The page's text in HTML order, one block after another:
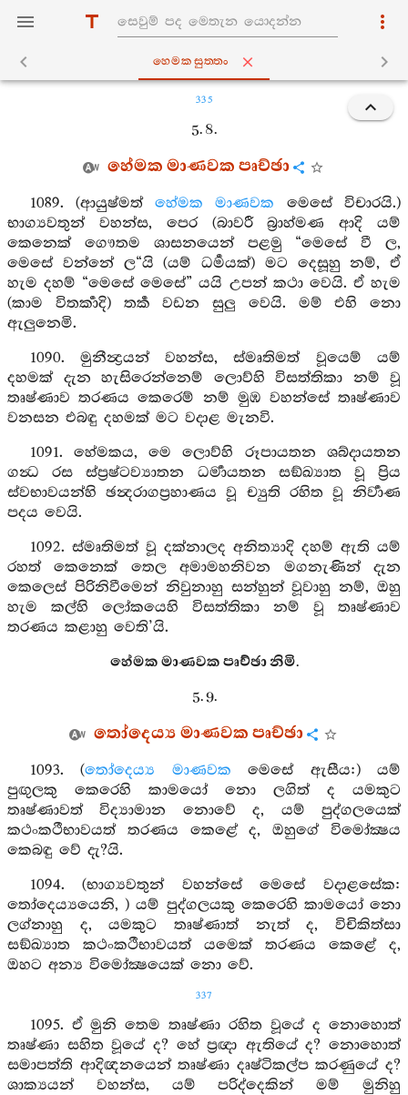
හෙමකසුත‍්තං
335
5. 8.
හේමක මාණවක පෘච්ඡා
1089. (ආයුෂ්මත්හේමක මාණවක මෙසේ විචාරයි.)
භාග්‍යවතුන් වහන්ස, පෙර (බාවරී බ්‍රාහ්මණ ආදි යම්
කෙනෙක් ගෞතම ශාසනයෙන් පළමු “මෙසේ වී ල,
මෙසේ වන්නේ ල“යි (යම් ධර්‍මයක්) මට දෙසූහු නම්, ඒ
හැම දහම් “මෙසේ මෙසේ” යයි උපන් කථා වෙයි. ඒ හැම
(කාම විතර්‍කාදි) තර්‍ක වඩන සුලු වෙයි. මම් එහි නො
ඇලුනෙමි.
1090. මුනීන්‍ද්‍රයන් වහන්ස, ස්මෘතිමත් වූයෙම් යම්
දහමක් දැන හැසිරෙන්නෙම් ලොව්හි විසත්තිකා නම් වූ
තෘෂ්ණාව තරණය කෙරෙම් නම් මුඹ වහන්සේ තෘෂ්ණාව
වනසන එබඳු දහමක් මට වදාළ මැනවි.
1091. හේමකය, මෙ ලොව්හි රූපායතන ශබ්දායතන
ගන්‍ධ රස ස්ප්‍රෂ්ටව්‍යාතන ධර්‍මායතන සඞ්ඛ්‍යාත වූ ප්‍රිය
ස්වභාවයන්හි ඡන්‍දරාගප්‍රහාණය වූ ච්‍යුති රහිත වූ නිර්‍වාණ
පදය වෙයි.
1092. ස්මෘතිමත් වූ දක්නාලද අනිත්‍යාදි දහම් ඇති යම්
රහත් කෙනෙක් තෙල අමාමහනිවන මගනැණින් දැන
කෙලෙස් පිරිනිවීමෙන් නිවුනාහු සන්හුන් වූවාහු නම්, ඔහු
හැම කල්හි ලෝකයෙහි විසත්තිකා නම් වූ තෘෂ්ණාව
තරණය කළාහු වෙති’යි.
හේමක මාණවක පෘච්ඡා නිමි.
5. 9.
තෝදෙය්‍ය මාණවක පෘච්ඡා
1093. (තෝදෙය්‍ය මාණවක මෙසේ ඇසීය:) යම්
පුඟුලකු කෙරෙහි කාමයෝ නො ලගිත් ද යමකුට
තෘෂ්ණාවත් විද්‍යාමාන නොවේ ද, යම් පුද්ගලයෙක්
කථංකථීභාවයත් තරණය කෙළේ ද, ඔහුගේ විමෝක්‍ෂය
කෙබඳු වේ දැ?යි.
1094. (භාග්‍යවතුන් වහන්සේ මෙසේ වදාළසේක:
තෝදෙය්‍යයෙනි, ) යම් පුද්ගලයකු කෙරෙහි කාමයෝ නො
ලග්නාහු ද, යමකුට තෘෂ්ණාත් නැත් ද, විචිකිත්සා
සඞ්ඛ්‍යාත කථංකථීභාවයත් යමෙක් තරණය කෙළේ ද,
ඔහට අන්‍ය විමෝක්‍ෂයෙක් නො වේ.
337
1095. ඒ මුනි තෙම තෘෂ්ණා රහිත වූයේ ද නොහොත්
තෘෂ්ණා සහිත වූයේ ද? හේ ප්‍රඥා ඇතියේ ද? නොහොත්
සමාපත්ති ආදිඥනයෙන් තෘෂ්ණා දෘෂ්ටිකල්ප කරණුයේ ද?
ශාක්‍යයන් වහන්ස, යම් පරිද්දෙකින් මම් මුනිහු